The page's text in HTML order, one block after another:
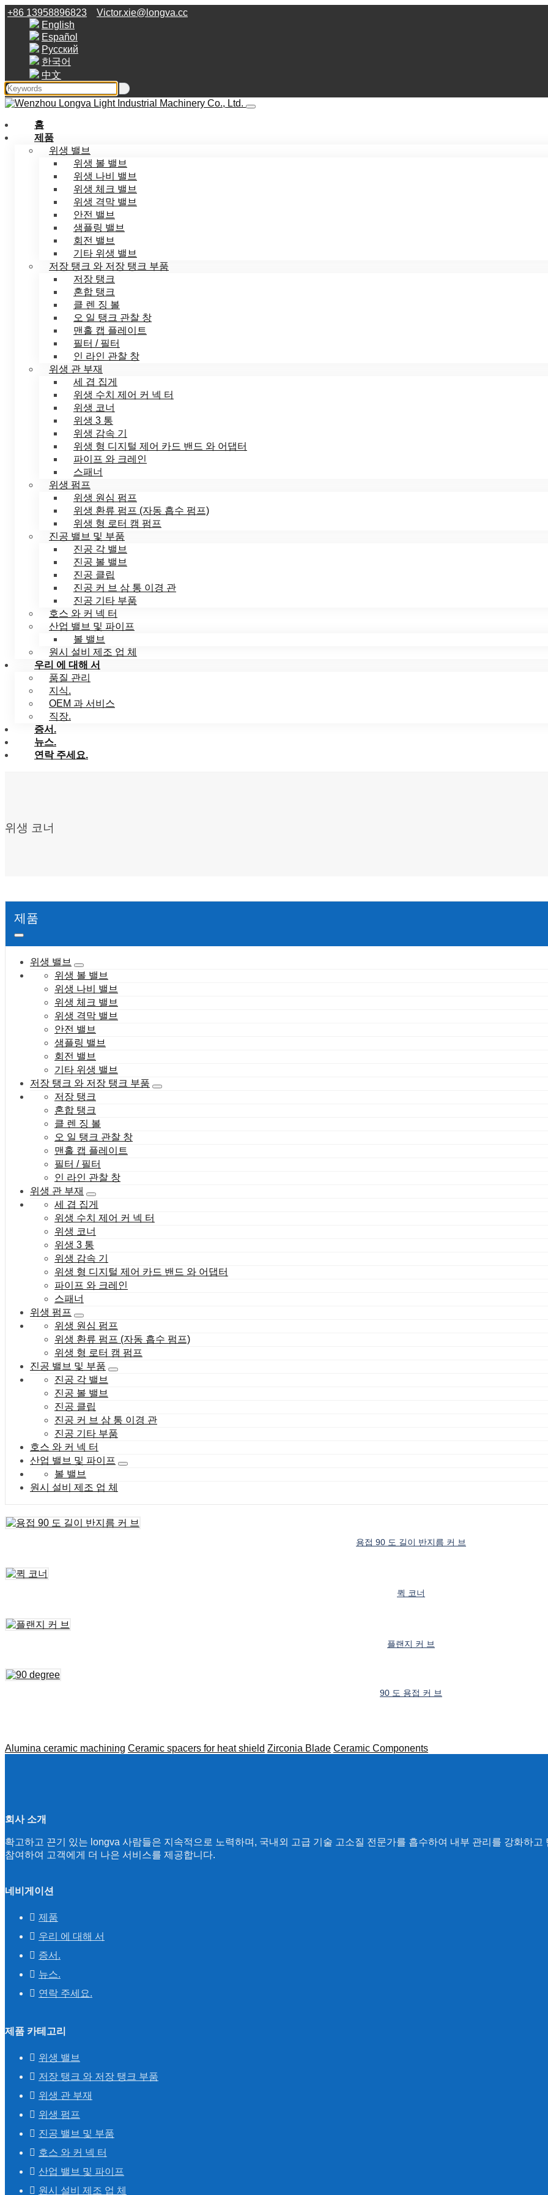
+86 13958896823
Victor.xie@longva.cc
English
Español
Русский
한국어
中文
홈
제품
위생 밸브
위생 볼 밸브
위생 나비 밸브
위생 체크 밸브
위생 격막 밸브
안전 밸브
샘플링 밸브
회전 밸브
기타 위생 밸브
저장 탱크 와 저장 탱크 부품
저장 탱크
혼합 탱크
클 렌 징 볼
오 일 탱크 관찰 창
맨홀 캡 플레이트
필터 / 필터
인 라인 관찰 창
위생 관 부재
세 겹 집게
위생 수치 제어 커 넥 터
위생 코너
위생 3 통
위생 감속 기
위생 형 디지털 제어 카드 밴드 와 어댑터
파이프 와 크레인
스패너
위생 펌프
위생 원심 펌프
위생 환류 펌프 (자동 흡수 펌프)
위생 형 로터 캠 펌프
진공 밸브 및 부품
진공 각 밸브
진공 볼 밸브
진공 클립
진공 커 브 삼 통 이경 관
진공 기타 부품
호스 와 커 넥 터
산업 밸브 및 파이프
볼 밸브
원시 설비 제조 업 체
우리 에 대해 서
품질 관리
지식.
OEM 과 서비스
직장.
증서.
뉴스.
연락 주세요.
위생 코너
제품
위생 밸브
위생 볼 밸브
위생 나비 밸브
위생 체크 밸브
위생 격막 밸브
안전 밸브
샘플링 밸브
회전 밸브
기타 위생 밸브
저장 탱크 와 저장 탱크 부품
저장 탱크
혼합 탱크
클 렌 징 볼
오 일 탱크 관찰 창
맨홀 캡 플레이트
필터 / 필터
인 라인 관찰 창
위생 관 부재
세 겹 집게
위생 수치 제어 커 넥 터
위생 코너
위생 3 통
위생 감속 기
위생 형 디지털 제어 카드 밴드 와 어댑터
파이프 와 크레인
스패너
위생 펌프
위생 원심 펌프
위생 환류 펌프 (자동 흡수 펌프)
위생 형 로터 캠 펌프
진공 밸브 및 부품
진공 각 밸브
진공 볼 밸브
진공 클립
진공 커 브 삼 통 이경 관
진공 기타 부품
호스 와 커 넥 터
산업 밸브 및 파이프
볼 밸브
원시 설비 제조 업 체
용접 90 도 길이 반지름 커 브
퀵 코너
플랜지 커 브
90 도 용접 커 브
Alumina ceramic machining Ceramic spacers for heat shield Zirconia Blade Ceramic Components
회사 소개
확고하고 끈기 있는 longva 사람들은 지속적으로 노력하며, 국내외 고급 기술 고소질 전문가를 흡수하여 내부 관리를 강화하
참여하여 고객에게 더 나은 서비스를 제공합니다.
네비게이션
제품
우리 에 대해 서
증서.
뉴스.
연락 주세요.
제품 카테고리
위생 밸브
저장 탱크 와 저장 탱크 부품
위생 관 부재
위생 펌프
진공 밸브 및 부품
호스 와 커 넥 터
산업 밸브 및 파이프
원시 설비 제조 업 체